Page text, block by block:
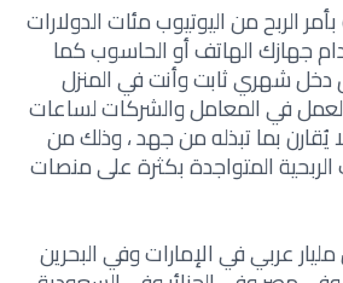
الربح من اليوتيوب مئات الدولارات
جهازك الهاتف أو الحاسوب كما
شهري ثابت وأنت في المنزل
في المعامل والشركات لساعات
يُقارن بما تبذله من جهد ، وذلك من
المتواجدة بكثرة على منصات
مليار عربي في الإمارات وفي البحرين